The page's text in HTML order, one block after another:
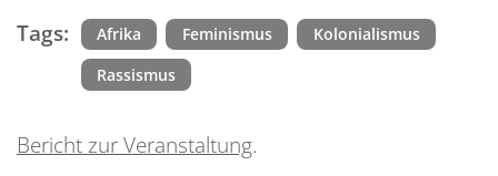
Tags: Afrika Feminismus
Kolonialismus
Rassismus
Bericht zur Veranstaltung.